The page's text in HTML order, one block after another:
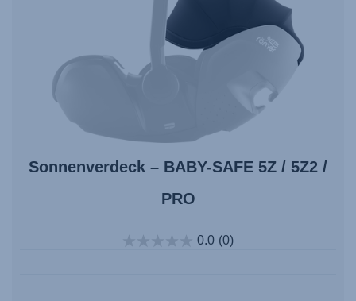
Sonnenverdeck – BABY-SAFE 5Z / 5Z2 /
PRO
0.0 (0)